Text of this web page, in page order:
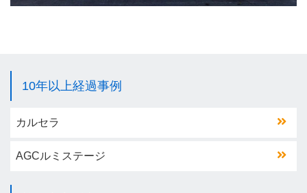
10年以上経過事例
カルセラ
AGCルミステージ